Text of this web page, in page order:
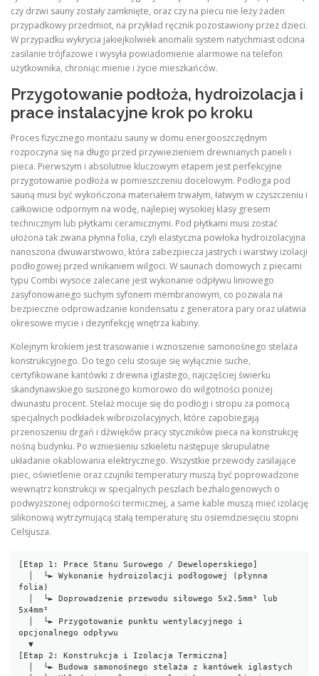
czy drzwi sauny zostały zamknięte, oraz czy na piecu nie leży żaden
przypadkowy przedmiot, na przykład ręcznik pozostawiony przez dzieci.
W przypadku wykrycia jakiejkolwiek anomalii system natychmiast odcina
zasilanie trójfazowe i wysyła powiadomienie alarmowe na telefon
użytkownika, chroniąc mienie i życie mieszkańców.
Przygotowanie podłoża, hydroizolacja i
prace instalacyjne krok po kroku
Proces fizycznego montażu sauny w domu energooszczędnym
rozpoczyna się na długo przed przywiezieniem drewnianych paneli i
pieca. Pierwszym i absolutnie kluczowym etapem jest perfekcyjne
przygotowanie podłoża w pomieszczeniu docelowym. Podłoga pod
sauną musi być wykończona materiałem trwałym, łatwym w czyszczeniu i
całkowicie odpornym na wodę, najlepiej wysokiej klasy gresem
technicznym lub płytkami ceramicznymi. Pod płytkami musi zostać
ułożona tak zwana płynna folia, czyli elastyczna powłoka hydroizolacyjna
nanoszona dwuwarstwowo, która zabezpiecza jastrych i warstwy izolacji
podłogowej przed wnikaniem wilgoci. W saunach domowych z piecami
typu Combi wysoce zalecane jest wykonanie odpływu liniowego
zasyfonowanego suchym syfonem membranowym, co pozwala na
bezpieczne odprowadzanie kondensatu z generatora pary oraz ułatwia
okresowe mycie i dezynfekcję wnętrza kabiny.
Kolejnym krokiem jest trasowanie i wznoszenie samonośnego stelaża
konstrukcyjnego. Do tego celu stosuje się wyłącznie suche,
certyfikowane kantówki z drewna iglastego, najczęściej świerku
skandynawskiego suszonego komorowo do wilgotności poniżej
dwunastu procent. Stelaż mocuje się do podłogi i stropu za pomocą
specjalnych podkładek wibroizolacyjnych, które zapobiegają
przenoszeniu drgań i dźwięków pracy styczników pieca na konstrukcję
nośną budynku. Po wzniesieniu szkieletu następuje skrupulatne
układanie okablowania elektrycznego. Wszystkie przewody zasilające
piec, oświetlenie oraz czujniki temperatury muszą być poprowadzone
wewnątrz konstrukcji w specjalnych peszlach bezhalogenowych o
podwyższonej odporności termicznej, a same kable muszą mieć izolację
silikonową wytrzymującą stałą temperaturę stu osiemdziesięciu stopni
Celsjusza.
[Etap 1: Prace Stanu Surowego / Deweloperskiego]
folia)
5x4mm²
opcjonalnego odpływu
  ▼
[Etap 2: Konstrukcja i Izolacja Termiczna]